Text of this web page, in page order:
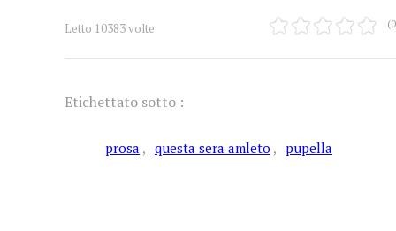
Letto 10383 volte
Etichettato sotto :
prosa questa sera amleto pupella